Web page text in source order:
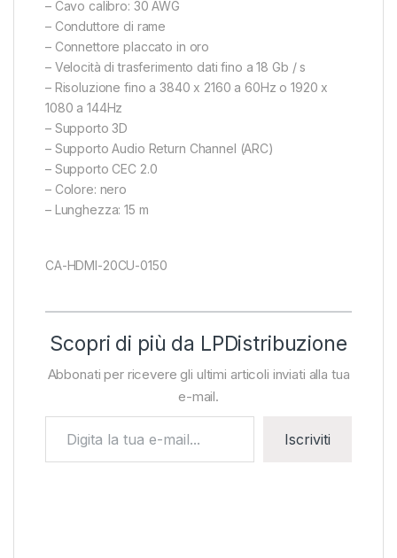
– Cavo calibro: 30 AWG
– Conduttore di rame
– Connettore placcato in oro
– Velocità di trasferimento dati fino a 18 Gb / s
– Risoluzione fino a 3840 x 2160 a 60Hz o 1920 x
1080 a 144Hz
– Supporto 3D
– Supporto Audio Return Channel (ARC)
– Supporto CEC 2.0
– Colore: nero
– Lunghezza: 15 m
CA-HDMI-20CU-0150
Scopri di più da LPDistribuzione
Abbonati per ricevere gli ultimi articoli inviati alla tua
e-mail.
Iscriviti